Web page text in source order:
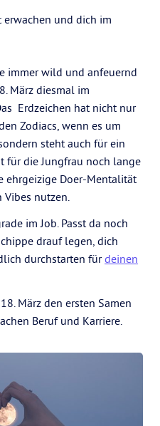
erwachen und dich im
immer wild und anfeuernd
März diesmal im
Erdzeichen hat nicht nur
Zodiacs, wenn es um
steht auch für ein
für die Jungfrau noch lange
ehrgeizige Doer-Mentalität
nutzen.
im Job. Passt da noch
drauf legen, dich
durchstarten fürdeinen
März den ersten Samen
Beruf und Karriere.